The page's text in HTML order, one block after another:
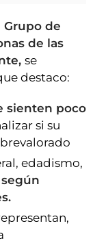
Grupo de
de las
se
destaco:
sienten poco
si su
edadismo,